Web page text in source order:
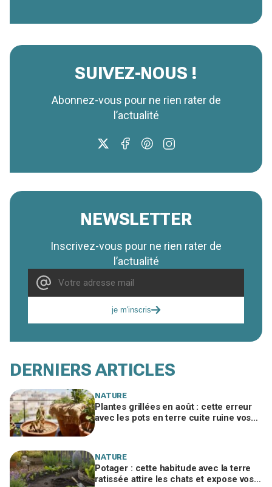
SUIVEZ-NOUS !
Abonnez-vous pour ne rien rater de
l’actualité
NEWSLETTER
Inscrivez-vous pour ne rien rater de
l’actualité
je m'inscris
DERNIERS ARTICLES
NATURE
Plantes grillées en août : cette erreur
avec les pots en terre cuite ruine vos
NATURE
Potager : cette habitude avec la terre
ratissée attire les chats et expose vos